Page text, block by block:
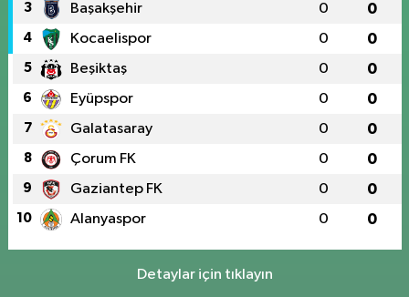
3 Başakşehir 0 0
4 Kocaelispor 0 0
5 Beşiktaş 0 0
6 Eyüpspor 0 0
7 Galatasaray 0 0
8 Çorum FK 0 0
9 Gaziantep FK 0 0
10 Alanyaspor 0 0
Detaylar için tıklayın